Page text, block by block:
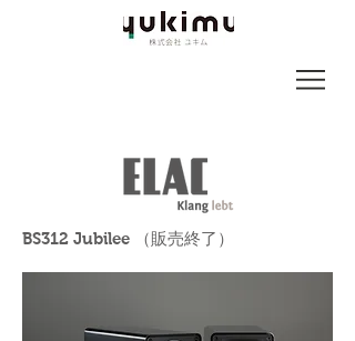
BS312 Jubilee （販売終了）